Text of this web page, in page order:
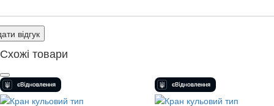
відгук
Схожі товари